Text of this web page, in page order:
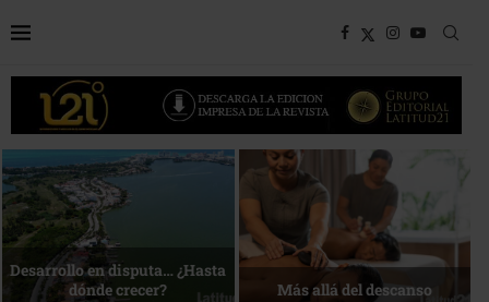
Bottega, un viaje servido a la
mesa
Energía que Impulsa la
competitividad